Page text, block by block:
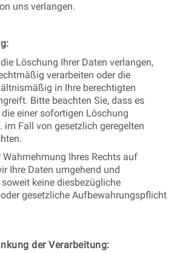
uns verlangen.
Löschung Ihrer Daten verlangen,
verarbeiten oder die
in Ihre berechtigten
Bitte beachten Sie, dass es
die einer sofortigen Löschung
im Fall von gesetzlich geregelten
Ihres Rechts auf
Ihre Daten umgehend und
keine diesbezügliche
gesetzliche Aufbewahrungspflicht
der Verarbeitung: